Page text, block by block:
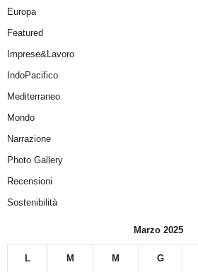
Europa
Featured
Imprese&Lavoro
IndoPacifico
Mediterraneo
Mondo
Narrazione
Photo Gallery
Recensioni
Sostenibilità
Marzo 2025
L M M G